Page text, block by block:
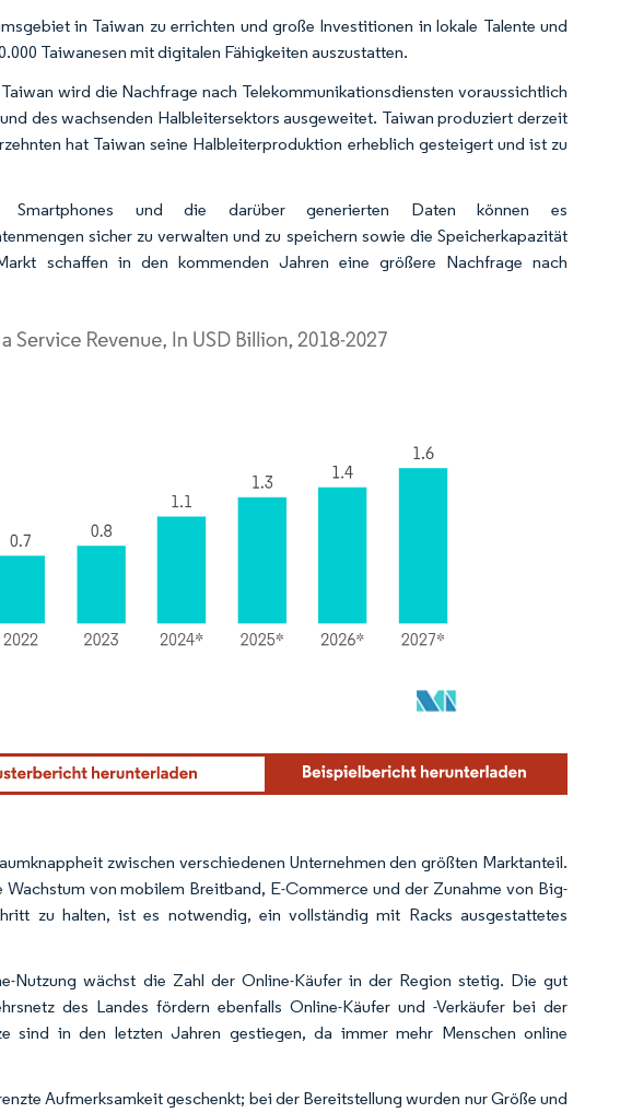
in Taiwan zu errichten und große Investitionen in lokale Talente und
Taiwanesen mit digitalen Fähigkeiten auszustatten.
wird die Nachfrage nach Telekommunikationsdiensten voraussichtlich
des wachsenden Halbleitersektors ausgeweitet. Taiwan produziert derzeit
hat Taiwan seine Halbleiterproduktion erheblich gesteigert und ist zu
Smartphones und die darüber generierten Daten können es
sicher zu verwalten und zu speichern sowie die Speicherkapazität
schaffen in den kommenden Jahren eine größere Nachfrage nach
CC BY 4.0.
zwischen verschiedenen Unternehmen den größten Marktanteil.
von mobilem Breitband, E-Commerce und der Zunahme von Big-
zu halten, ist es notwendig, ein vollständig mit Racks ausgestattetes
Nutzung wächst die Zahl der Online-Käufer in der Region stetig. Die gut
des Landes fördern ebenfalls Online-Käufer und -Verkäufer bei der
sind in den letzten Jahren gestiegen, da immer mehr Menschen online
Aufmerksamkeit geschenkt; bei der Bereitstellung wurden nur Größe und